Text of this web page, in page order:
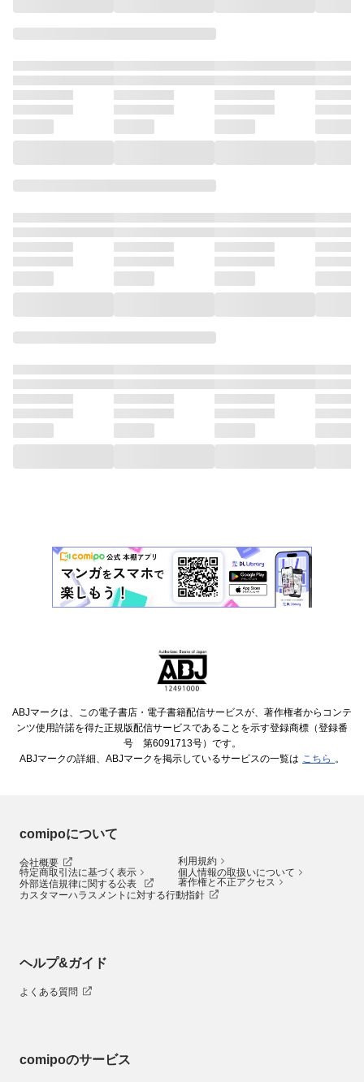
ABJマークは、この電子書店・電子書籍配信サービスが、著作権者からコンテ
ンツ使用許諾を得た正規版配信サービスであることを示す登録商標（登録番
号 第6091713号）です。
ABJマークの詳細、ABJマークを掲示しているサービスの一覧は こちら 。
comipoについて
会社概要
利用規約
特定商取引法に基づく表示
個人情報の取扱いについて
外部送信規律に関する公表
著作権と不正アクセス
カスタマーハラスメントに対する行動指針
ヘルプ&ガイド
よくある質問
comipoのサービス